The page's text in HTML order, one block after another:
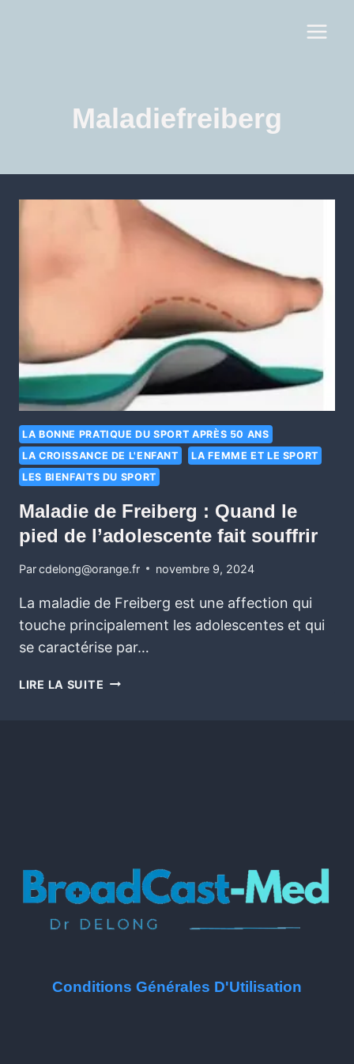
Maladiefreiberg
LA BONNE PRATIQUE DU SPORT APRÈS 50 ANS
LA CROISSANCE DE L'ENFANT
LA FEMME ET LE SPORT
LES BIENFAITS DU SPORT
Maladie de Freiberg : Quand le
pied de l’adolescente fait souffrir
Parcdelong@orange.fr novembre 9, 2024
La maladie de Freiberg est une affection qui
touche principalement les adolescentes et qui
se caractérise par…
LIRE LA SUITE
Conditions Générales D'Utilisation